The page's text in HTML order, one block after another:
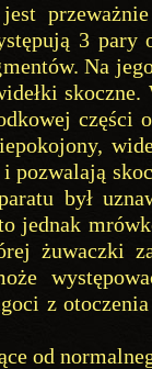
3 pary
Na
skoczne.
części
i pozwalają
był
jednak
żuwaczki
z
od